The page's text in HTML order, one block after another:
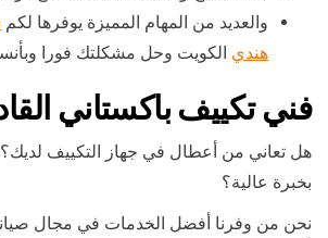
والعديد من المهام المميزة يوفرها لكم
هندي الكويت وحل مشكلتك فورا
فني تكييف باكستاني
هل تعاني من أعطال في جهاز التكييف لديك؟
بخبرة عالية؟
نحن من وفرنا أفضل الخدمات في مجال